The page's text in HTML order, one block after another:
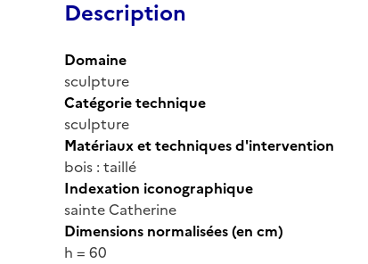
Description
Domaine
sculpture
Catégorie technique
sculpture
Matériaux et techniques d'intervention
bois : taillé
Indexation iconographique
sainte Catherine
Dimensions normalisées (en cm)
h = 60